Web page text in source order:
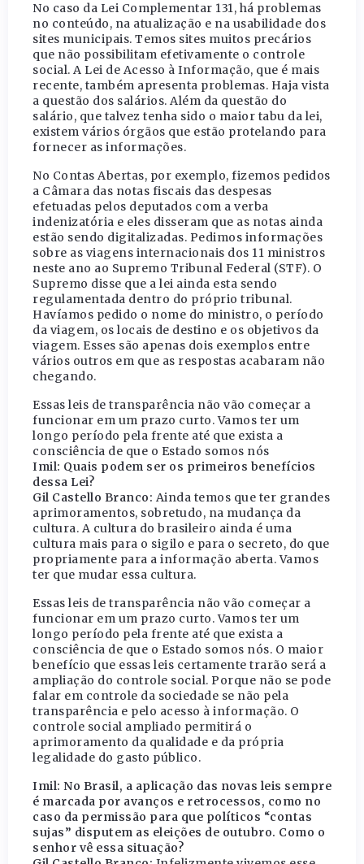
No caso da Lei Complementar 131, há problemas
no conteúdo, na atualização e na usabilidade dos
sites municipais. Temos sites muitos precários
que não possibilitam efetivamente o controle
social. A Lei de Acesso à Informação, que é mais
recente, também apresenta problemas. Haja vista
a questão dos salários. Além da questão do
salário, que talvez tenha sido o maior tabu da lei,
existem vários órgãos que estão protelando para
fornecer as informações.
No Contas Abertas, por exemplo, fizemos pedidos
a Câmara das notas fiscais das despesas
efetuadas pelos deputados com a verba
indenizatória e eles disseram que as notas ainda
estão sendo digitalizadas. Pedimos informações
sobre as viagens internacionais dos 11 ministros
neste ano ao Supremo Tribunal Federal (STF). O
Supremo disse que a lei ainda esta sendo
regulamentada dentro do próprio tribunal.
Havíamos pedido o nome do ministro, o período
da viagem, os locais de destino e os objetivos da
viagem. Esses são apenas dois exemplos entre
vários outros em que as respostas acabaram não
chegando.
Essas leis de transparência não vão começar a
funcionar em um prazo curto. Vamos ter um
longo período pela frente até que exista a
consciência de que o Estado somos nós
Imil: Quais podem ser os primeiros benefícios
dessa Lei?
Gil Castello Branco: Ainda temos que ter grandes
aprimoramentos, sobretudo, na mudança da
cultura. A cultura do brasileiro ainda é uma
cultura mais para o sigilo e para o secreto, do que
propriamente para a informação aberta. Vamos
ter que mudar essa cultura.
Essas leis de transparência não vão começar a
funcionar em um prazo curto. Vamos ter um
longo período pela frente até que exista a
consciência de que o Estado somos nós. O maior
benefício que essas leis certamente trarão será a
ampliação do controle social. Porque não se pode
falar em controle da sociedade se não pela
transparência e pelo acesso à informação. O
controle social ampliado permitirá o
aprimoramento da qualidade e da própria
legalidade do gasto público.
Imil: No Brasil, a aplicação das novas leis sempre
é marcada por avanços e retrocessos, como no
caso da permissão para que políticos “contas
sujas” disputem as eleições de outubro. Como o
senhor vê essa situação?